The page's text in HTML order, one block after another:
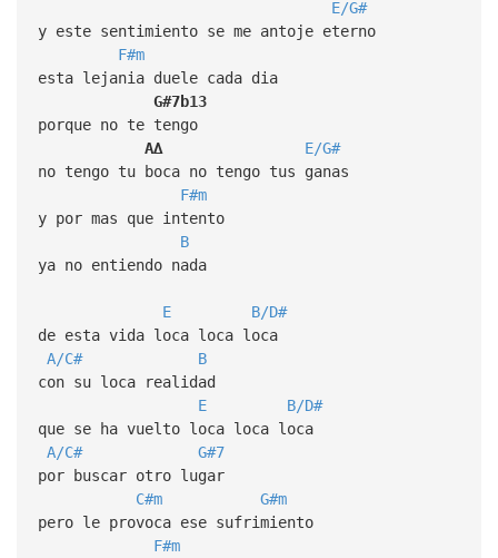
E/G#
y este sentimiento se me antoje eterno
F#m
esta lejania duele cada dia
G#7b13
porque no te tengo
A∆
E/G#
no tengo tu boca no tengo tus ganas
F#m
y por mas que intento
B
ya no entiendo nada
E
B/D#
de esta vida loca loca loca
A/C#
B
con su loca realidad
E
B/D#
que se ha vuelto loca loca loca
A/C#
G#7
por buscar otro lugar
C#m
G#m
pero le provoca ese sufrimiento
F#m